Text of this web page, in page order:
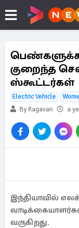
குறைந்த
ஸ்கூட்டர்கள்
Electric Vehicle
By Ragavan
a
இந்தியாவில்
வருகிறது.